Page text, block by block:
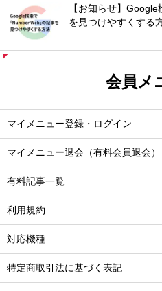
【お知らせ】
を見つけやすくする
会員メ
マイメニュー登録・ログイン
マイメニュー退会（有料会員退会）
有料記事一覧
利用規約
対応機種
特定商取引法に基づく表記